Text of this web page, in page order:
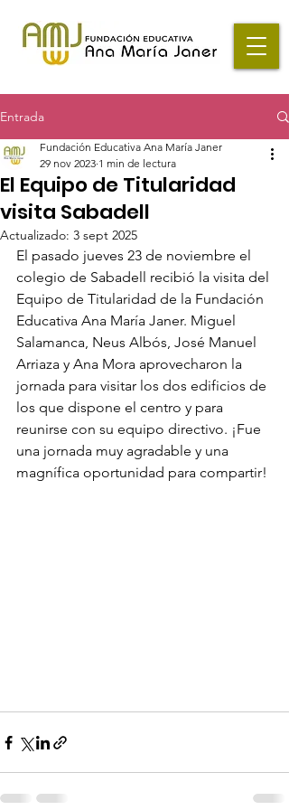
Entrada
El Equipo de Titularidad
visita Sabadell
Fundación Educativa Ana María Janer
29 nov 2023 1 min de lectura
Actualizado: 3 sept 2025
El pasado jueves 23 de noviembre el
colegio de Sabadell recibió la visita del
Equipo de Titularidad de la Fundación
Educativa Ana María Janer. Miguel
Salamanca, Neus Albós, José Manuel
Arriaza y Ana Mora aprovecharon la
jornada para visitar los dos edificios de
los que dispone el centro y para
reunirse con su equipo directivo. ¡Fue
una jornada muy agradable y una
magnífica oportunidad para compartir!